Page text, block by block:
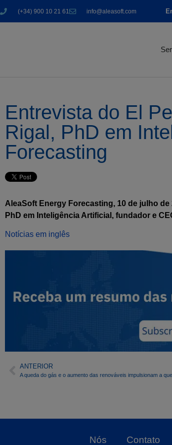
(+34) 900 10 21 61 info@aleasoft.com
Entrevista do El
Rigal, PhD em
Forecasting
AleaSoft Energy Forecasting, 10 de julho
PhD em Inteligência Artificial, fundador e
Notícias em inglês
ANTERIOR
Nós Contato